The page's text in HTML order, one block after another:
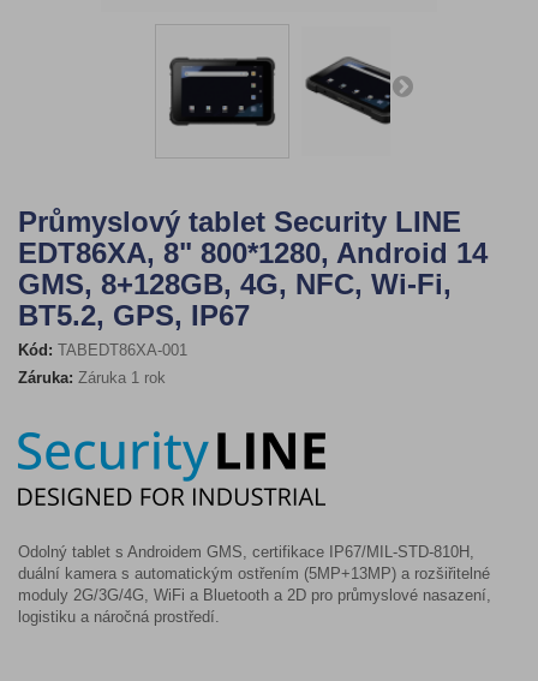
Průmyslový tablet Security LINE
EDT86XA, 8" 800*1280, Android 14
GMS, 8+128GB, 4G, NFC, Wi-Fi,
BT5.2, GPS, IP67
Kód: TABEDT86XA-001
Záruka: Záruka 1 rok
Odolný tablet s Androidem GMS, certifikace IP67/MIL-STD-810H,
duální kamera s automatickým ostřením (5MP+13MP) a rozšiřitelné
moduly 2G/3G/4G, WiFi a Bluetooth a 2D pro průmyslové nasazení,
logistiku a náročná prostředí.